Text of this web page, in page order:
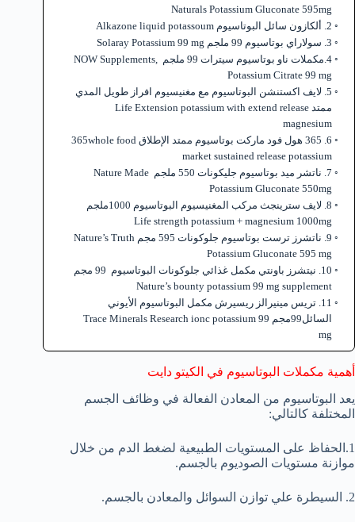
Naturals Potassium Gluconate 595mg
2. ألكازون سائل البوتاسيوم Alkazone liquid potassoum
3. سولاراي بوتاسيوم 99 ملجم Solaray Potassium 99 mg
4.مكملات ناو بوتاسيوم سيترات 99 ملجم NOW Supplements,
Potassium Citrate 99 mg
5. لايف اكستنشن البوتاسيوم مع مغنيسيوم افراز طويل المدي
ممتد Life Extension potassium with extend release
magnesium
6. 365 هول فود ماركت بوتاسيوم ممتد الإطلاق 365whole food
market sustained release potassium
7. ناتشر ميد بوتاسيوم جليكونات 550 ملجم Nature Made
Potassium Gluconate 550mg
8. لايف سترينجث مركب المغنيسيوم البوتاسيوم 1000ملجم
Life strength potassium + magnesium 1000mg
9. ناتشرز ترست بوتاسيوم جلوكونات 595 مجم Nature’s Truth
Potassium Gluconate 595 mg
10. نيتشرز باونتي مكمل غذائي جلوكونات البوتاسيوم 99 مجم
Nature’s bounty potassium 99 mg supplement
11. تريس مينيرالز ريسيرش مكمل البوتاسيوم الأيوني
السائل99مجم Trace Minerals Research ionc potassium 99
mg
أهمية مكملات البوتاسيوم في الكيتو دايت
يعد البوتاسيوم من المعادن الفعالة في وظائف الجسم
المختلفة كالتالي:
1.الحفاظ على المستويات الطبيعية لضغط الدم من خلال
موازنة مستويات الصوديوم بالجسم.
2. السيطرة علي توازن السوائل والمعادن بالجسم.